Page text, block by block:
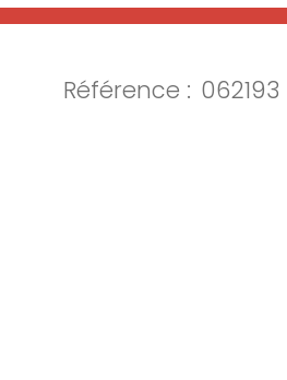
Référence : 062193